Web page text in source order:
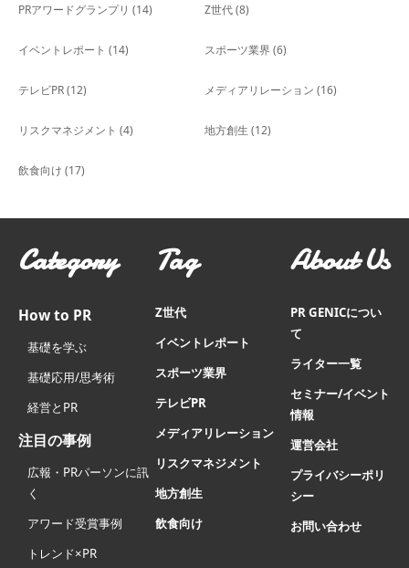
PRアワードグランプリ (14) Z世代(8)
イベントレポート (14) スポーツ業界 (6)
テレビPR(12) メディアリレーション (16)
リスクマネジメント (4) 地方創生 (12)
飲食向け (17)
Category
How to PR
基礎を学ぶ
基礎応用/思考術
経営とPR
注目の事例
広報・PRパーソンに訊
く
アワード受賞事例
トレンド×PR
Tag
Z世代
イベントレポート
スポーツ業界
テレビPR
メディアリレーション
リスクマネジメント
地方創生
飲食向け
About Us
PR GENICについ
て
ライター一覧
セミナー/イベント
情報
運営会社
プライバシーポリ
シー
お問い合わせ